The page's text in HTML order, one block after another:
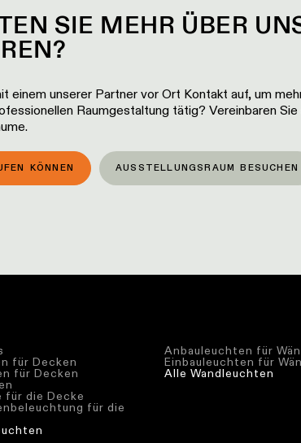
SIE MEHR ÜBER
einem unserer Partner vor Ort Kontakt auf, um
Raumgestaltung tätig? Vereinbaren
KÖNNEN AUSSTELLUNGSRAUM BESUCHEN
für Decken
für Decken
für die Decke
für die
Anbauleuchten für
Einbauleuchten für
Alle Wandleuchten